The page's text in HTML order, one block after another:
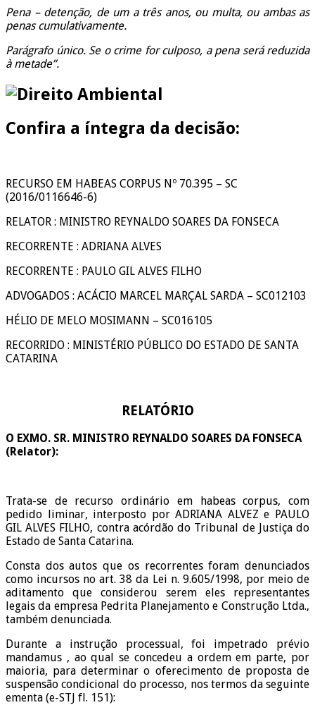
Pena – detenção, de um a três anos, ou multa, ou ambas as
penas cumulativamente.
Parágrafo único. Se o crime for culposo, a pena será reduzida
à metade”.
Confira a íntegra da decisão:
RECURSO EM HABEAS CORPUS Nº 70.395 – SC
(2016/0116646-6)
RELATOR : MINISTRO REYNALDO SOARES DA FONSECA
RECORRENTE : ADRIANA ALVES
RECORRENTE : PAULO GIL ALVES FILHO
ADVOGADOS : ACÁCIO MARCEL MARÇAL SARDA – SC012103
HÉLIO DE MELO MOSIMANN – SC016105
RECORRIDO : MINISTÉRIO PÚBLICO DO ESTADO DE SANTA
CATARINA
RELATÓRIO
O EXMO. SR. MINISTRO REYNALDO SOARES DA FONSECA
(Relator):
Trata-se de recurso ordinário em habeas corpus, com
pedido liminar, interposto por ADRIANA ALVEZ e PAULO
GIL ALVES FILHO, contra acórdão do Tribunal de Justiça do
Estado de Santa Catarina.
Consta dos autos que os recorrentes foram denunciados
como incursos no art. 38 da Lei n. 9.605/1998, por meio de
aditamento que considerou serem eles representantes
legais da empresa Pedrita Planejamento e Construção Ltda.,
também denunciada.
Durante a instrução processual, foi impetrado prévio
mandamus , ao qual se concedeu a ordem em parte, por
maioria, para determinar o oferecimento de proposta de
suspensão condicional do processo, nos termos da seguinte
ementa (e-STJ fl. 151):